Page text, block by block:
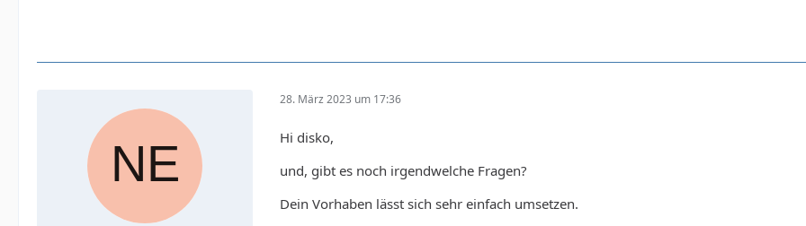
28. März 2023 um 17:36
Hi disko,
und, gibt es noch irgendwelche Fragen?
Dein Vorhaben lässt sich sehr einfach umsetzen.